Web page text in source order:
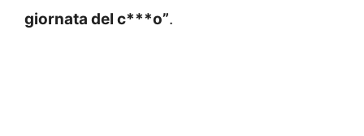
giornata del c***o”.